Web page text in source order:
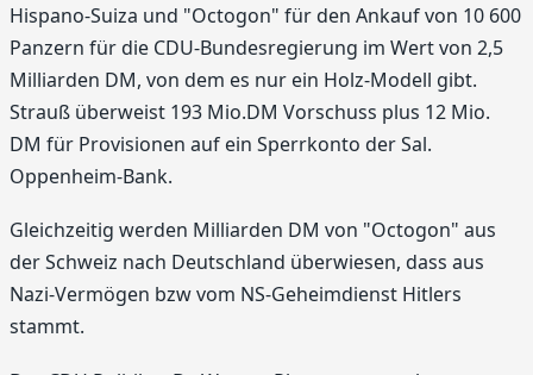
Hispano-Suiza und "Octogon" für den Ankauf von 10 600
Panzern für die CDU-Bundesregierung im Wert von 2,5
Milliarden DM, von dem es nur ein Holz-Modell gibt.
Strauß überweist 193 Mio.DM Vorschuss plus 12 Mio.
DM für Provisionen auf ein Sperrkonto der Sal.
Oppenheim-Bank.
Gleichzeitig werden Milliarden DM von "Octogon" aus
der Schweiz nach Deutschland überwiesen, dass aus
Nazi-Vermögen bzw vom NS-Geheimdienst Hitlers
stammt.